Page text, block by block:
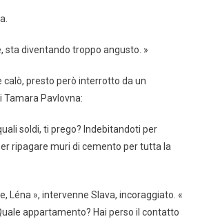
sta diventando troppo angusto. »
calò, presto però interrotto da un
Tamara Pavlovna:
soldi, ti prego? Indebitandoti per
ripagare muri di cemento per tutta la
Léna », intervenne Slava, incoraggiato. «
appartamento? Hai perso il contatto